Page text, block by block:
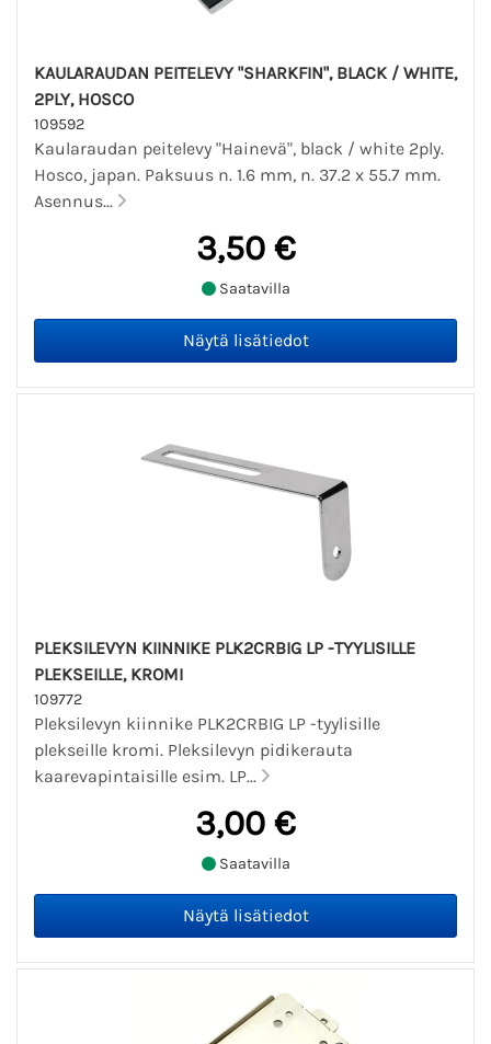
KAULARAUDAN PEITELEVY "SHARKFIN", BLACK / WHITE,
2PLY, HOSCO
109592
Kaularaudan peitelevy "Hainevä", black / white 2ply.
Hosco, japan. Paksuus n. 1.6 mm, n. 37.2 x 55.7 mm.
Asennus...
3,50 €
Saatavilla
PLEKSILEVYN KIINNIKE PLK2CRBIG LP -TYYLISILLE
PLEKSEILLE, KROMI
109772
Pleksilevyn kiinnike PLK2CRBIG LP -tyylisille
plekseille kromi. Pleksilevyn pidikerauta
kaarevapintaisille esim. LP...
3,00 €
Saatavilla